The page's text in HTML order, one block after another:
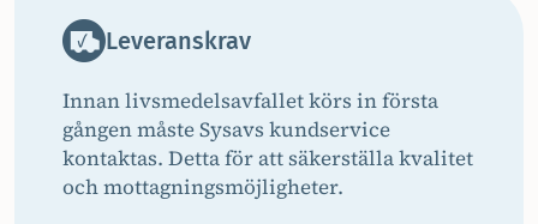
Leveranskrav
Innan livsmedelsavfallet körs in första
gången måste Sysavs kundservice
kontaktas. Detta för att säkerställa kvalitet
och mottagningsmöjligheter.